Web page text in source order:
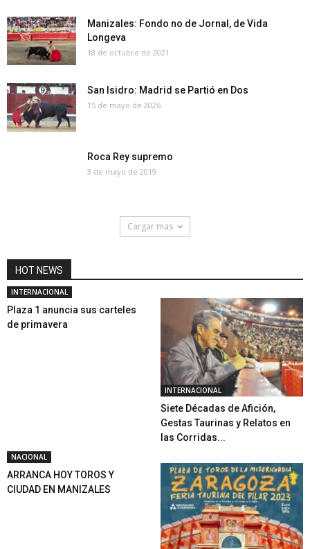
Manizales: Fondo no de Jornal, de Vida
Longeva
18 de octubre de 2021
San Isidro: Madrid se Partió en Dos
15 de mayo de 2026
Roca Rey supremo
3 de mayo de 2019
Cargar mas
HOT NEWS
INTERNACIONAL
Plaza 1 anuncia sus carteles
de primavera
INTERNACIONAL
Siete Décadas de Afición,
Gestas Taurinas y Relatos en
las Corridas...
NACIONAL
ARRANCA HOY TOROS Y
CIUDAD EN MANIZALES